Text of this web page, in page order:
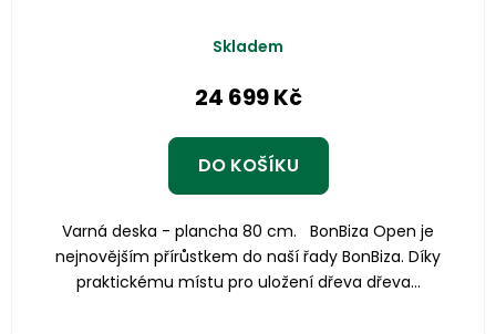
Skladem
24 699 Kč
DO KOŠÍKU
Varná deska - plancha 80 cm. BonBiza Open je
nejnovějším přírůstkem do naší řady BonBiza. Díky
praktickému místu pro uložení dřeva dřeva...